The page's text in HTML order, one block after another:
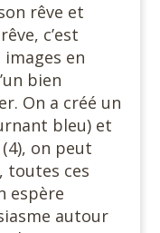
rêve et
c’est
images en
bien
On a créé un
bleu) et
on peut
toutes ces
espère
autour